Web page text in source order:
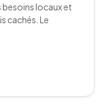
besoins locaux et
cachés. Le